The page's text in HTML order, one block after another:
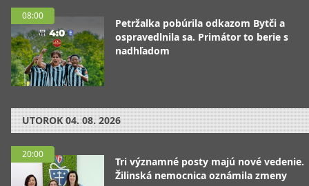
08:00
Petržalka pobúrila odkazom Bytči a
ospravedlnila sa. Primátor to berie s
nadhľadom
UTOROK 04. 08. 2026
20:00
Tri významné posty majú nové vedenie.
Žilinská nemocnica oznámila zmeny